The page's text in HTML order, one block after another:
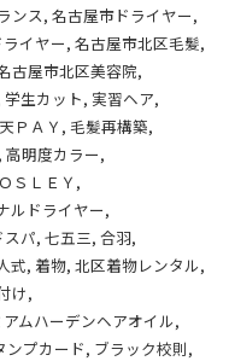
ンス 名古屋市ドライヤー
イヤー 名古屋市北区毛髪
古屋市北区美容院
学生カット 実習ヘア
ＰＡＹ 毛髪再構築
高明度カラー
ＳＬＥＹ
ルドライヤー
スパ 七五三 合羽
式 着物 北区着物レンタル
け
ムハーデンヘアオイル
ンプカード ブラック校則